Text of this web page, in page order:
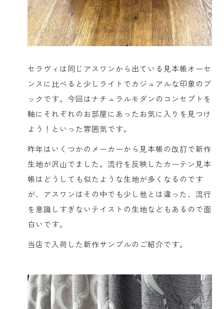
セラヴィは同じアスワンから出ている見本帳オーセ
ンスに比べると少しライトでカジュアルな印象のブ
ックです。今回はナチュラルモダンのコンセプトを
軸にそれぞれのお部屋にあったお気に入りを見つけ
よう！といった雰囲気です。
昨年はいくつかのメーカーから見本帳の改訂で新作
生地が沢山でました。流行を反映したカーテン見本
帳はどうしても似たような生地が多くなるのです
が、アスワンはその中でも少し他とは違った、流行
を意識しすぎないテイストの生地などもあるので面
白いです。
当店で入荷した新作サンプルのご紹介です。